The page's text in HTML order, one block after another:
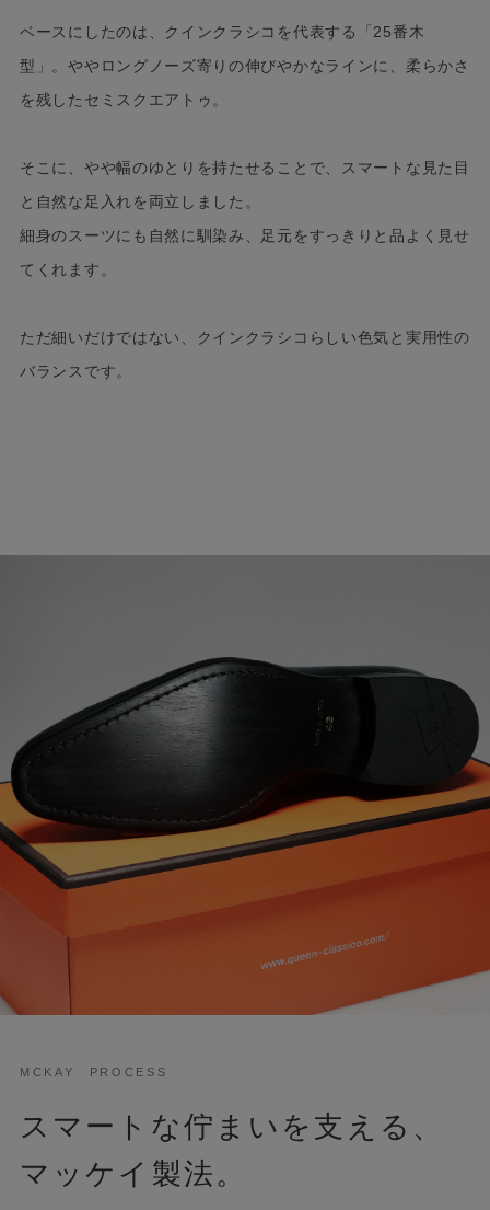
ベースにしたのは、クインクラシコを代表する「25番木
型」。ややロングノーズ寄りの伸びやかなラインに、柔らかさ
を残したセミスクエアトゥ。
そこに、やや幅のゆとりを持たせることで、スマートな見た目
と自然な足入れを両立しました。
細身のスーツにも自然に馴染み、足元をすっきりと品よく見せ
てくれます。
ただ細いだけではない、クインクラシコらしい色気と実用性の
バランスです。
MCKAY PROCESS
スマートな佇まいを支える、
マッケイ製法。